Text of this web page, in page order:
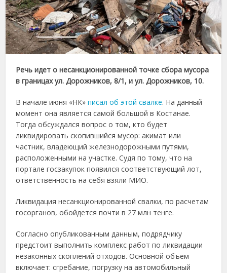
Речь идет о несанкционированной точке сбора мусора
в границах ул. Дорожников, 8/1, и ул. Дорожников, 10.
В начале июня «НК» писал об этой свалке. На данный
момент она является самой большой в Костанае.
Тогда обсуждался вопрос о том, кто будет
ликвидировать скопившийся мусор: акимат или
частник, владеющий железнодорожными путями,
расположенными на участке. Судя по тому, что на
портале госзакупок появился соответствующий лот,
ответственность на себя взяли МИО.
Ликвидация несанкционированной свалки, по расчетам
госорганов, обойдется почти в 27 млн тенге.
Согласно опубликованным данным, подрядчику
предстоит выполнить комплекс работ по ликвидации
незаконных скоплений отходов. Основной объем
включает: сгребание, погрузку на автомобильный